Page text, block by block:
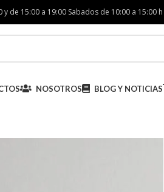
y de 15:00 a 19:00 Sabados de 10:00 a 15:00 h
NOSOTROS BLOG Y NOTICIAS